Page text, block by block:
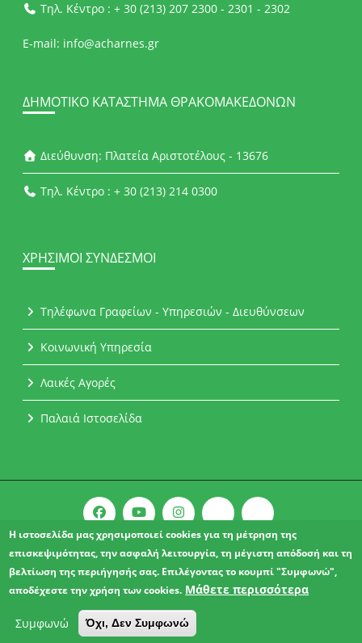
Τηλ. Κέντρο : + 30 (213) 207 2300 - 2301 - 2302
E-mail: info@acharnes.gr
ΔΗΜΟΤΙΚΌ ΚΑΤΆΣΤΗΜΑ ΘΡΑΚΟΜΑΚΕΔΌΝΩΝ
Διεύθυνση: Πλατεία Αριστοτέλους - 13676
Τηλ. Κέντρο : + 30 (213) 214 0300
ΧΡΉΣΙΜΟΙ ΣΎΝΔΕΣΜΟΙ
Τηλέφωνα Γραφείων - Υπηρεσιών - Διευθύνσεων
Κοινωνική Υπηρεσία
Λαικές Αγορές
Παλαιά Ιστοσελίδα
Copyright © 2021 l Δήμος Αχαρνών.
ΔΗΛΩΣΗ ΠΡΟΣΒΑΣΙΜΟΤΗΤΑΣ
Η ιστοσελίδα μας χρησιμοποιεί cookies για τη μέτρηση της
επισκεψιμότητας, την ασφαλή λειτουργία, τη μέγιστη απόδοσή και τη
βελτίωση της περιήγησής σας. Επιλέγοντας το κουμπί "Συμφωνώ",
αποδέχεστε την χρήση των cookies. Μάθετε περισσότερα
Συμφωνώ Όχι, Δεν Συμφωνώ